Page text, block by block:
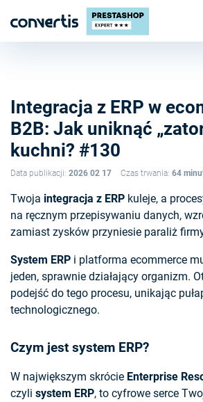
Integracja z ERP w
B2B: Jak uniknąć
kuchni? #130
Data publikacji: 2026 02 17 Czas trwania: 64
Twoja integracja z ERP kuleje, a
na ręcznym przepisywaniu danych,
zamiast zysków przyniesie paraliż
System ERP i platforma ecommerce
jeden, sprawnie działający organizm.
podejść do tego procesu, unikając
technologicznego.
Czym jest system ERP?
W największym skrócie Enterprise
czyli system ERP, to cyfrowe serce